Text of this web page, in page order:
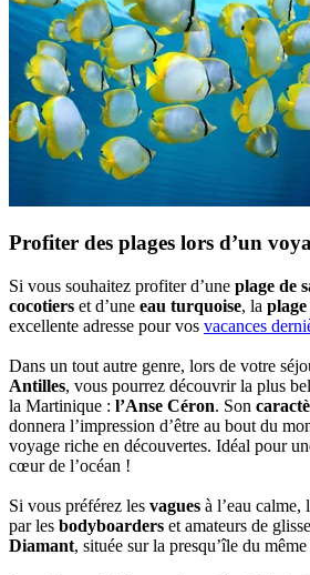
Profiter des plages lors d’un
Si vous souhaitez profiter d’une plage de
cocotiers et d’une eau turquoise, la plage
excellente adresse pour vos vacances
Dans un tout autre genre, lors de votre
Antilles, vous pourrez découvrir la plus
la Martinique : l’Anse Céron. Son
donnera l’impression d’être au bout du
voyage riche en découvertes. Idéal pour
cœur de l’océan !
Si vous préférez les vagues à l’eau calme,
par les bodyboarders et amateurs de
Diamant, située sur la presqu’île du